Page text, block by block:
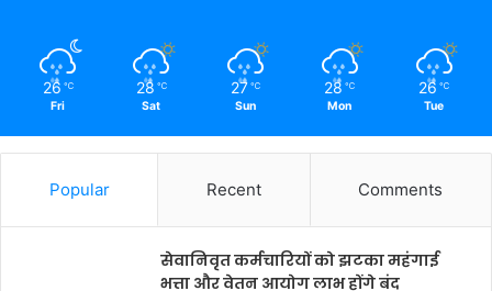
26 ℃
Fri
28 ℃
Sat
27 ℃
Sun
28 ℃
Mon
26 ℃
Tue
Popular Recent Comments
सेवानिवृत कर्मचारियों को झटका महंगाई
भत्ता और वेतन आयोग लाभ होंगे बंद